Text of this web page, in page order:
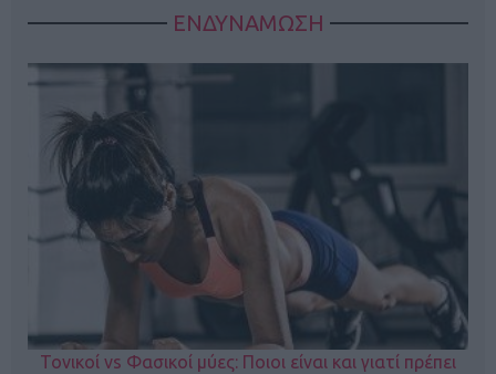
ΕΝΔΥΝΑΜΩΣΗ
Τονικοί vs Φασικοί μύες: Ποιοι είναι και γιατί πρέπει